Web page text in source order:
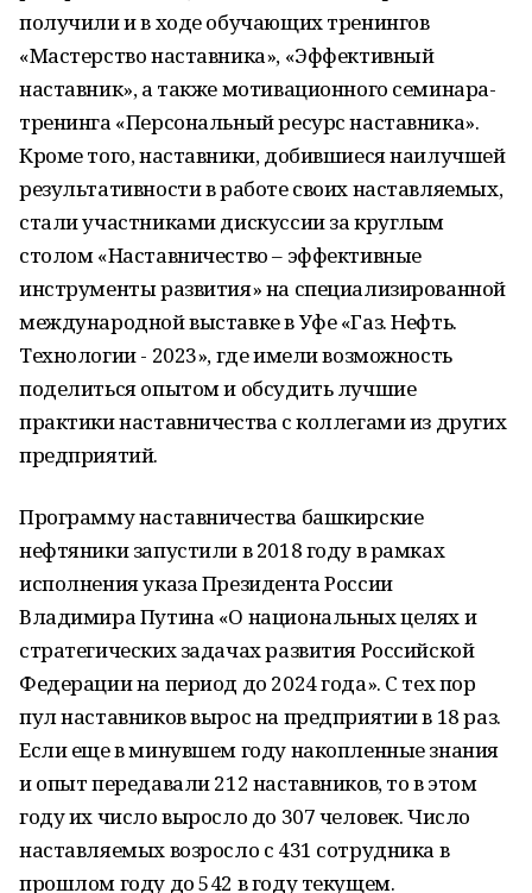
получили и в ходе обучающих тренингов
«Мастерство наставника», «Эффективный
наставник», а также мотивационного семинара-
тренинга «Персональный ресурс наставника».
Кроме того, наставники, добившиеся наилучшей
результативности в работе своих наставляемых,
стали участниками дискуссии за круглым
столом «Наставничество – эффективные
инструменты развития» на специализированной
международной выставке в Уфе «Газ. Нефть.
Технологии - 2023», где имели возможность
поделиться опытом и обсудить лучшие
практики наставничества с коллегами из других
предприятий.
Программу наставничества башкирские
нефтяники запустили в 2018 году в рамках
исполнения указа Президента России
Владимира Путина «О национальных целях и
стратегических задачах развития Российской
Федерации на период до 2024 года». С тех пор
пул наставников вырос на предприятии в 18 раз.
Если еще в минувшем году накопленные знания
и опыт передавали 212 наставников, то в этом
году их число выросло до 307 человек. Число
наставляемых возросло с 431 сотрудника в
прошлом году до 542 в году текущем.